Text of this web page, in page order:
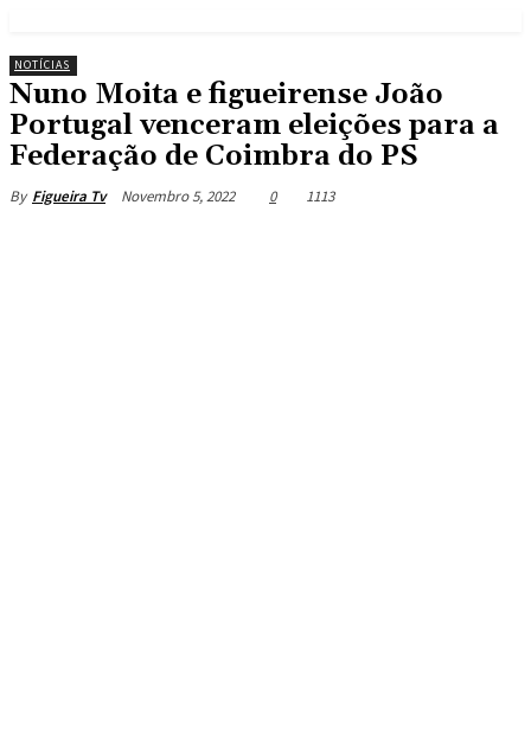
NOTÍCIAS
Nuno Moita e figueirense João
Portugal venceram eleições para a
Federação de Coimbra do PS
By Figueira Tv Novembro 5, 2022 0 1113